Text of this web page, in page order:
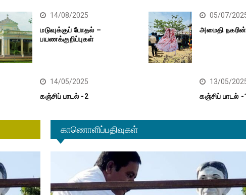
14/08/2025
மடுவுக்குப் போதல் –
பயணக்குறிப்புகள்
05/07/
அமைதி
14/05/2025
கஞ்சிப் பாடல் -2
13/05/
கஞ்சிப் பாடல் -
காணொளிப்பதிவுகள்